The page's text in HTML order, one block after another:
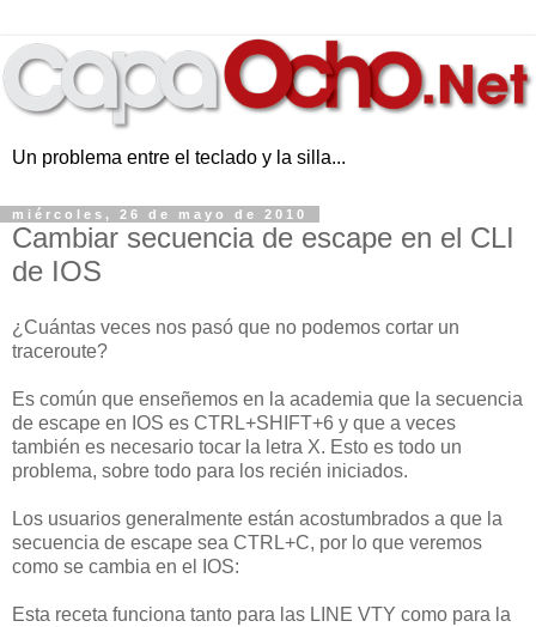
Un problema entre el teclado y la silla...
miércoles, 26 de mayo de 2010
Cambiar secuencia de escape en el CLI
de IOS
¿Cuántas veces nos pasó que no podemos cortar un
traceroute?
Es común que enseñemos en la academia que la secuencia
de escape en IOS es CTRL+SHIFT+6 y que a veces
también es necesario tocar la letra X. Esto es todo un
problema, sobre todo para los recién iniciados.
Los usuarios generalmente están acostumbrados a que la
secuencia de escape sea CTRL+C, por lo que veremos
como se cambia en el IOS:
Esta receta funciona tanto para las LINE VTY como para la